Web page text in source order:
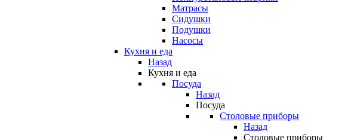
Матрасы
Сидушки
Подушки
Насосы
Кухня и еда
Назад
Кухня и еда
Посуда
Назад
Посуда
Столовые приборы
Назад
Столовые приборы